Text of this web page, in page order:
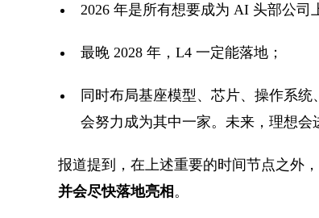
2026 年是所有想要成为 AI 头部公司
最晚 2028 年，L4 一定能落地；
同时布局基座模型、芯片、操作系
会努力成为其中一家。未来，理想会
报道提到，在上述重要的时间节点之外
并会尽快落地亮相 。